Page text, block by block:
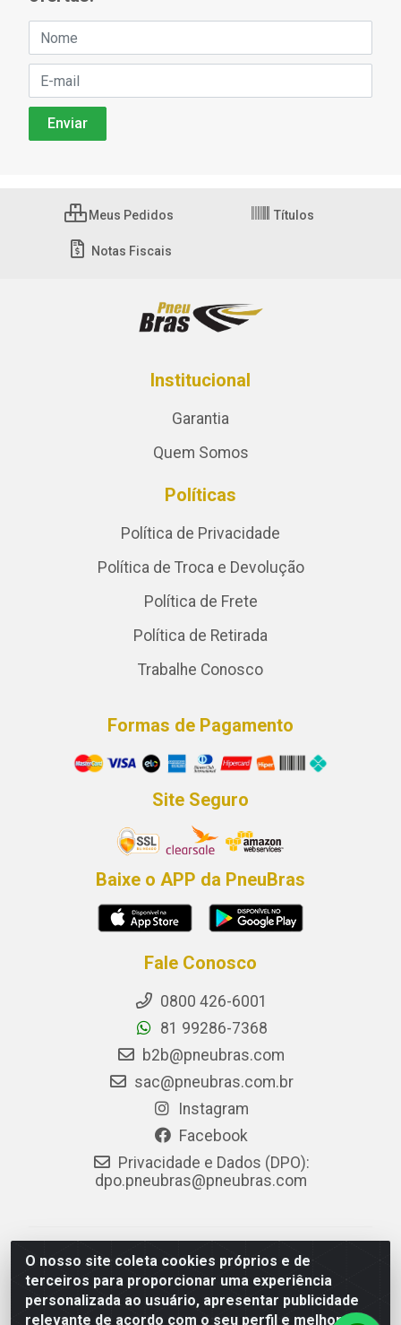
O nosso site coleta cookies próprios e de
terceiros para proporcionar uma experiência
personalizada ao usuário, apresentar publicidade
relevante de acordo com o seu perfil e melhorar a
Meus Pedidos Títulos
Notas Fiscais
Institucional
Garantia
Quem Somos
Políticas
Política de Privacidade
Política de Troca e Devolução
Política de Frete
Política de Retirada
Trabalhe Conosco
Formas de Pagamento
Site Seguro
Baixe o APP da PneuBras
Fale Conosco
0800 426-6001
81 99286-7368
b2b@pneubras.com
sac@pneubras.com.br
Instagram
Facebook
Privacidade e Dados (DPO):
dpo.pneubras@pneubras.com
PneuBras - Rodovia BR-101, KM 82 - Prazeres,
Jaboatão dos Guararapes/PE - CEP 54.335-000 - CNPJ
08.678.386/0001-05 - Pneubras Comércio de Pneus
Ltda